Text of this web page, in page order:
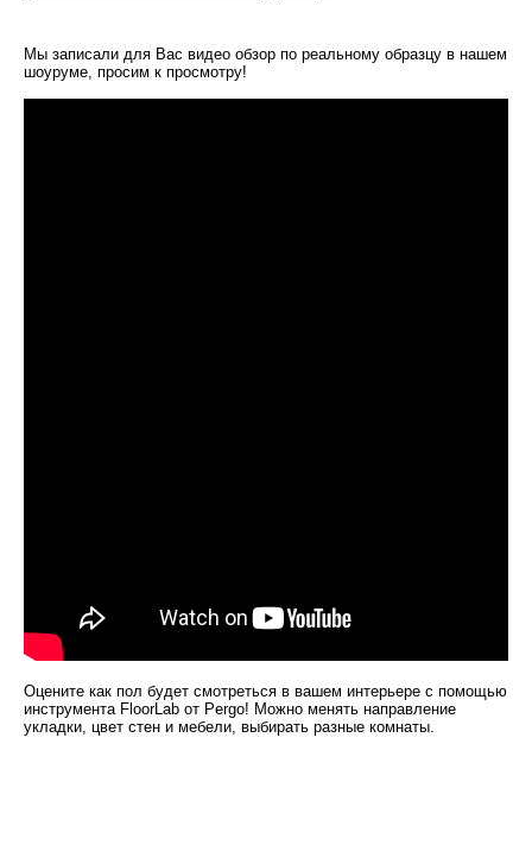
Мы записали для Вас видео обзор по реальному образцу в нашем
шоуруме, просим к просмотру!
Оцените как пол будет смотреться в вашем интерьере с помощью
инструмента FloorLab от Pergo! Можно менять направление
укладки, цвет стен и мебели, выбирать разные комнаты.